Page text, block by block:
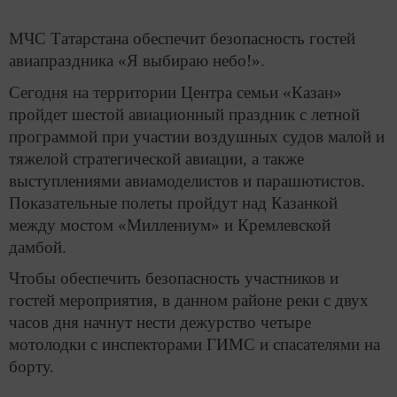
МЧС Татарстана обеспечит безопасность гостей
авиапраздника «Я выбираю небо!».
Сегодня на территории Центра семьи «Казан»
пройдет шестой авиационный праздник с летной
программой при участии воздушных судов малой и
тяжелой стратегической авиации, а также
выступлениями авиамоделистов и парашютистов.
Показательные полеты пройдут над Казанкой
между мостом «Миллениум» и Кремлевской
дамбой.
Чтобы обеспечить безопасность участников и
гостей мероприятия, в данном районе реки с двух
часов дня начнут нести дежурство четыре
мотолодки с инспекторами ГИМС и спасателями на
борту.